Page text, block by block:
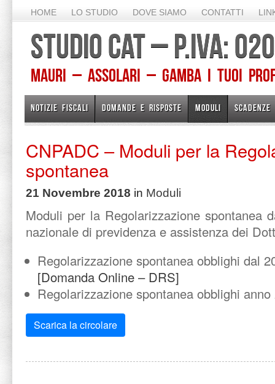
HOME LO STUDIO DOVE SIAMO CONTATTI
STUDIO CAT – P.IVA:
Mauri – Assolari – Gamba I TUOI
NOTIZIE FISCALI DOMANDE E RISPOSTE MODULI SCADENZE
CNPADC – Moduli per la
spontanea
21 Novembre 2018 in Moduli
Moduli per la Regolarizzazione spontanea
nazionale di previdenza e assistenza dei
Regolarizzazione spontanea obblighi dal
[Domanda Online – DRS]
Regolarizzazione spontanea obblighi anno
Scarica la circolare